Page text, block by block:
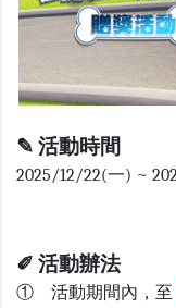
✎ 活動時間
2025/12/22(一) ~
✐ 活動辦法
① 活動期間內，至